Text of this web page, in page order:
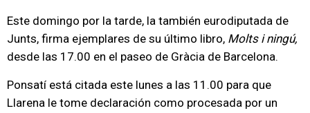
Este domingo por la tarde, la también eurodiputada de
Junts, firma ejemplares de su último libro, Molts i ningú,
desde las 17.00 en el paseo de Gràcia de Barcelona.
Ponsatí está citada este lunes a las 11.00 para que
Llarena le tome declaración como procesada por un